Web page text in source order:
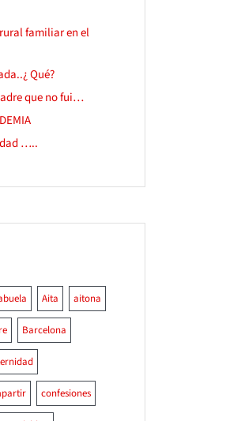
familiar en el
Qué?
que no fui…
…..
Aita aitona
Barcelona
confesiones